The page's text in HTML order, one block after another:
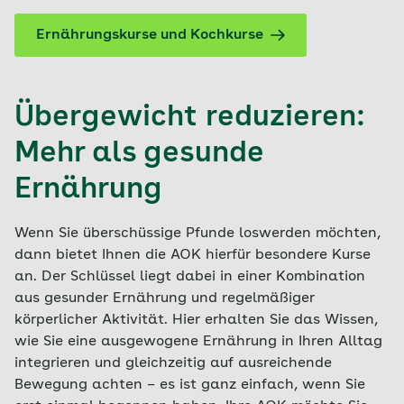
Ernährungskurse und Kochkurse
Übergewicht reduzieren:
Mehr als gesunde
Ernährung
Wenn Sie überschüssige Pfunde loswerden möchten,
dann bietet Ihnen die AOK hierfür besondere Kurse
an. Der Schlüssel liegt dabei in einer Kombination
aus gesunder Ernährung und regelmäßiger
körperlicher Aktivität. Hier erhalten Sie das Wissen,
wie Sie eine ausgewogene Ernährung in Ihren Alltag
integrieren und gleichzeitig auf ausreichende
Bewegung achten – es ist ganz einfach, wenn Sie